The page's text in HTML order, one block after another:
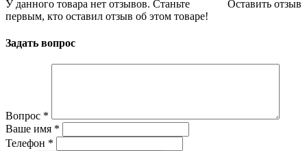
Оставить отзыв
У данного товара нет отзывов. Станьте
первым, кто оставил отзыв об этом товаре!
Задать вопрос
Вопрос *
Ваше имя *
Телефон *